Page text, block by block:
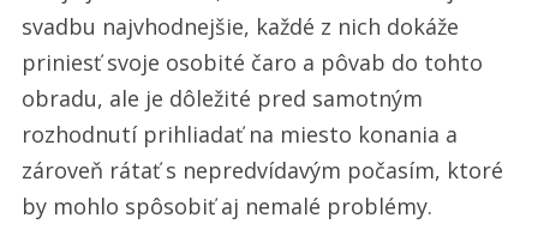
svadbu najvhodnejšie, každé z nich dokáže
priniesť svoje osobité čaro a pôvab do tohto
obradu, ale je dôležité pred samotným
rozhodnutí prihliadať na miesto konania a
zároveň rátať s nepredvídavým počasím, ktoré
by mohlo spôsobiť aj nemalé problémy.